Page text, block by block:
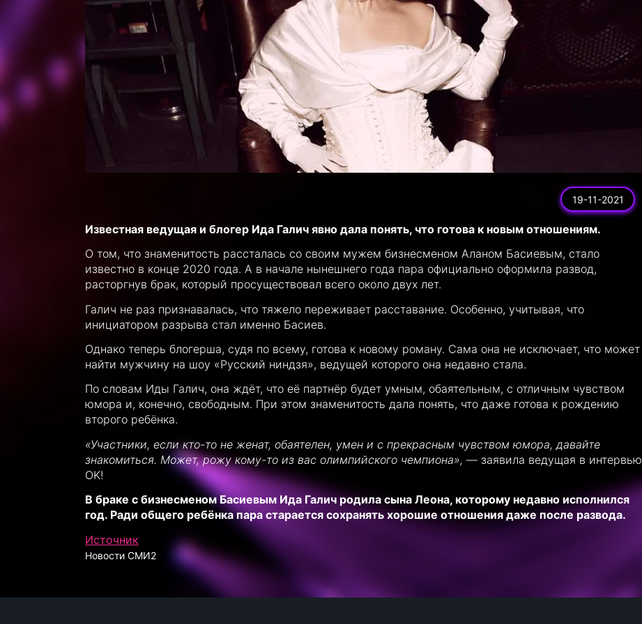
19-11-2021
Известная ведущая и блогер Ида Галич явно дала понять, что готова к новым отношениям.
О том, что знаменитость рассталась со своим мужем бизнесменом Аланом Басиевым, стало
известно в конце 2020 года. А в начале нынешнего года пара официально оформила развод,
расторгнув брак, который просуществовал всего около двух лет.
Галич не раз признавалась, что тяжело переживает расставание. Особенно, учитывая, что
инициатором разрыва стал именно Басиев.
Однако теперь блогерша, судя по всему, готова к новому роману. Сама она не исключает, что может
найти мужчину на шоу «Русский ниндзя», ведущей которого она недавно стала.
По словам Иды Галич, она ждёт, что её партнёр будет умным, обаятельным, с отличным чувством
юмора и, конечно, свободным. При этом знаменитость дала понять, что даже готова к рождению
второго ребёнка.
«Участники, если кто-то не женат, обаятелен, умен и с прекрасным чувством юмора, давайте
знакомиться. Может, рожу кому-то из вас олимпийского чемпиона», — заявила ведущая в интервью
OK!
В браке с бизнесменом Басиевым Ида Галич родила сына Леона, которому недавно исполнился
год. Ради общего ребёнка пара старается сохранять хорошие отношения даже после развода.
Источник
Новости СМИ2